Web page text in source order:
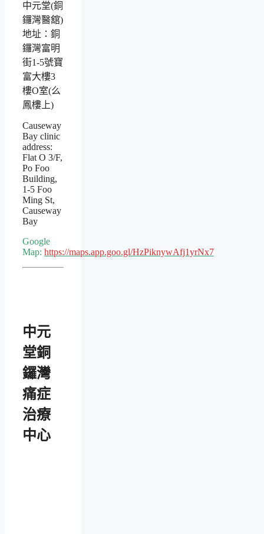
中元堂(銅
鑼灣醫舘)
地址：銅
鑼灣富明
街1-5號寶
富大樓3
樓O室(么
鳳樓上)
Causeway
Bay clinic
address:
Flat O 3/F,
Po Foo
Building,
1-5 Foo
Ming St,
Causeway
Bay
Google
Map: https://maps.app.goo.gl/HzPiknywAfj1yrNx7
中元
堂銅
鑼灣
痛症
治療
中心